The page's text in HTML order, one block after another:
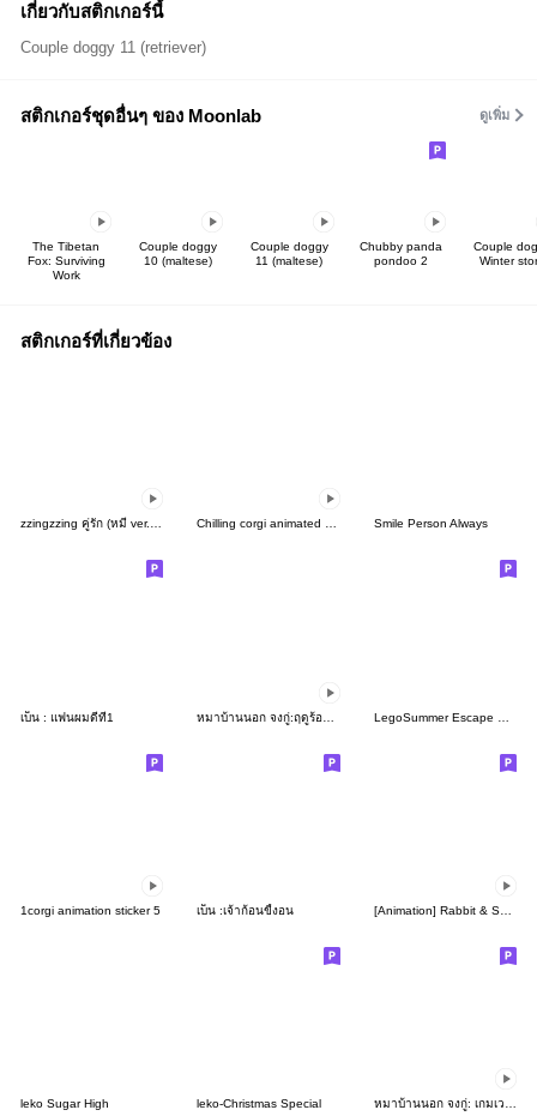
เกี่ยวกับสติกเกอร์นี้
Couple doggy 11 (retriever)
สติกเกอร์ชุดอื่นๆ ของ Moonlab ดูเพิ่ม
The Tibetan
Fox: Surviving
Work
Couple doggy
10 (maltese)
Couple doggy
11 (maltese)
Chubby panda
pondoo 2
Couple
Winter
สติกเกอร์ที่เกี่ยวข้อง
zzingzzing คู่รัก (หมี ver.) 3 Chilling corgi animated stickers Smile Person Always
เบ็น : แฟนผมดีที่1
1corgi animation sticker 5 เบ็น :เจ้าก้อนขี้งอน [Animation] Rabbit & Smile "Happy Day"
leko Sugar High leko-Christmas Special หมาบ้านนอก จงกู่: เกมเวอร์ชั่น